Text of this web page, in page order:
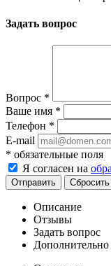
Задать вопрос
Вопрос *
Ваше имя *
Телефон *
E-mail
* обязательные поля
Я согласен на
Отправить Сбросить
Описание
Отзывы
Задать вопрос
Дополнительно